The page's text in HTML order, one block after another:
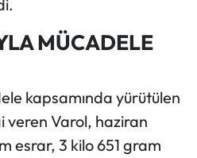
MÜCADELE
kapsamında yürütülen
veren Varol, haziran
esrar, 3 kilo 651 gram